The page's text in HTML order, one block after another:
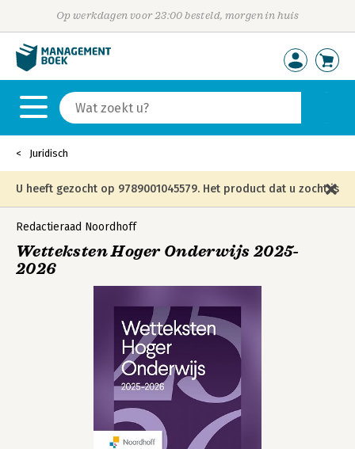
Op werkdagen voor 23:00 besteld, morgen in huis
Juridisch
U heeft gezocht op 9789001045579. Het product dat u zocht is
niet meer in die editie leverbaar en is vervangen door de
onderstaande editie.
Redactieraad Noordhoff
Wetteksten Hoger Onderwijs 2025-
2026